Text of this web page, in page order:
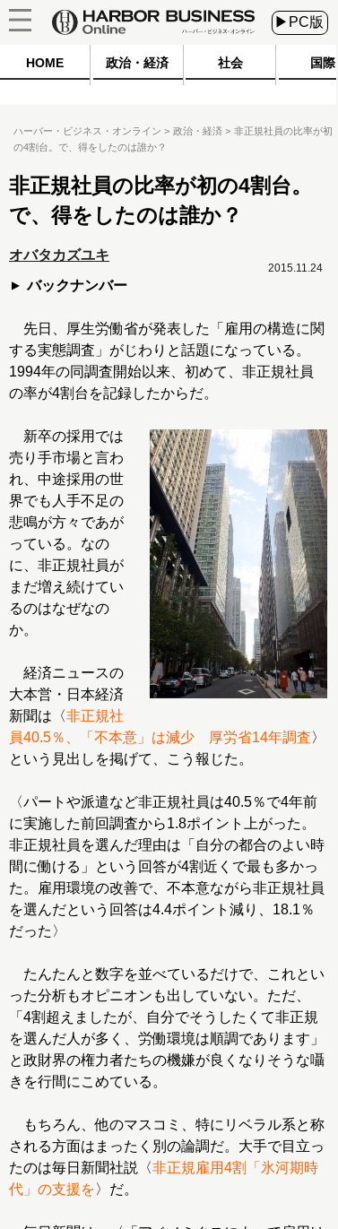
▶PC版
HOME 政治・経済 社会 国際
ハーバー・ビジネス・オンライン 政治・経済
非正規社員の比率が初
の4割台。で、得をしたのは誰か？
非正規社員の比率が初の4割台。
で、得をしたのは誰か？
オバタカズユキ
バックナンバー
2015.11.24
先日、厚生労働省が発表した「雇用の構造に関
する実態調査」がじわりと話題になっている。
1994年の同調査開始以来、初めて、非正規社員
の率が4割台を記録したからだ。
新卒の採用では
売り手市場と言わ
れ、中途採用の世
界でも人手不足の
悲鳴が方々であが
っている。なの
に、非正規社員が
まだ増え続けてい
るのはなぜなの
か。
経済ニュースの
大本営・日本経済
新聞は〈非正規社
員40.5％、「不本意」は減少 厚労省14年調査〉
という見出しを掲げて、こう報じた。
〈パートや派遣など非正規社員は40.5％で4年前
に実施した前回調査から1.8ポイント上がった。
非正規社員を選んだ理由は「自分の都合のよい時
間に働ける」という回答が4割近くで最も多かっ
た。雇用環境の改善で、不本意ながら非正規社員
を選んだという回答は4.4ポイント減り、18.1％
だった〉
たんたんと数字を並べているだけで、これとい
った分析もオピニオンも出していない。ただ、
「4割超えましたが、自分でそうしたくて非正規
を選んだ人が多く、労働環境は順調であります」
と政財界の権力者たちの機嫌が良くなりそうな囁
きを行間にこめている。
もちろん、他のマスコミ、特にリベラル系と称
される方面はまったく別の論調だ。大手で目立っ
たのは毎日新聞社説〈非正規雇用4割「氷河期時
代」の支援を〉だ。